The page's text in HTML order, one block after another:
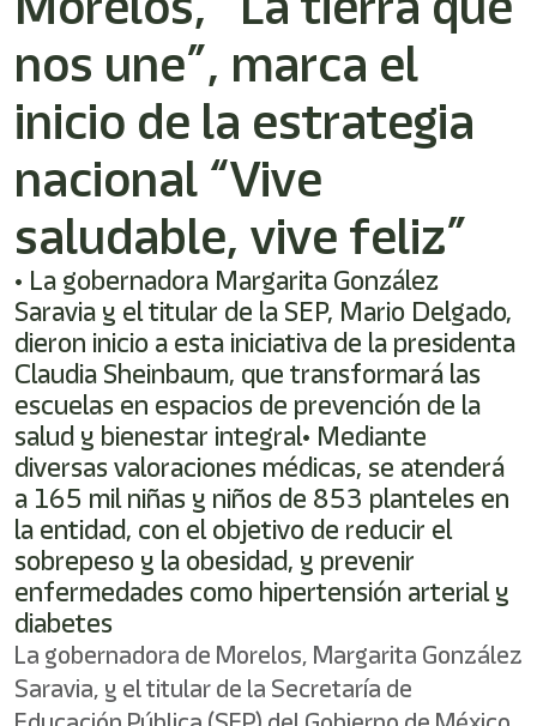
nos une”, marca el
inicio de la estrategia
nacional “Vive
saludable, vive feliz”
• La gobernadora Margarita González
Saravia y el titular de la SEP, Mario Delgado,
dieron inicio a esta iniciativa de la presidenta
Claudia Sheinbaum, que transformará las
escuelas en espacios de prevención de la
salud y bienestar integral• Mediante
diversas valoraciones médicas, se atenderá
a 165 mil niñas y niños de 853 planteles en
la entidad, con el objetivo de reducir el
sobrepeso y la obesidad, y prevenir
enfermedades como hipertensión arterial y
diabetes
La gobernadora de Morelos, Margarita González
Saravia, y el titular de la Secretaría de